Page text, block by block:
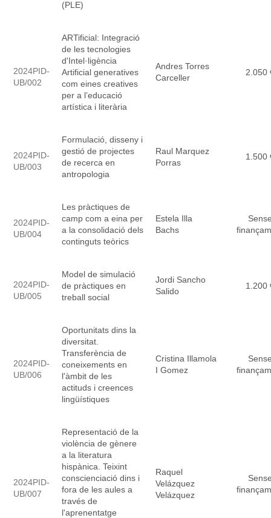
(PLE)
2024PID-
UB/002
ARTificial: Integració
de les tecnologies
d'Intel·ligència
Artificial generatives
com eines creatives
per a l’educació
artística i literària
Andres Torres
Carceller
2.050
2024PID-
UB/003
Formulació, disseny i
gestió de projectes
de recerca en
antropologia
Raul Marquez
Porras
1.500
2024PID-
UB/004
Les pràctiques de
camp com a eina per
a la consolidació dels
continguts teòrics
Estela Illa
Bachs
2024PID-
UB/005
Model de simulació
de pràctiques en
treball social
Jordi Sancho
Salido
1.200
2024PID-
UB/006
Oportunitats dins la
diversitat.
Transferència de
coneixements en
l'àmbit de les
actituds i creences
lingüístiques
Cristina Illamola
I Gomez
2024PID-
UB/007
Representació de la
violència de gènere
a la literatura
hispànica. Teixint
conscienciació dins i
fora de les aules a
través de
l'aprenentatge
Raquel
Velázquez
Velázquez